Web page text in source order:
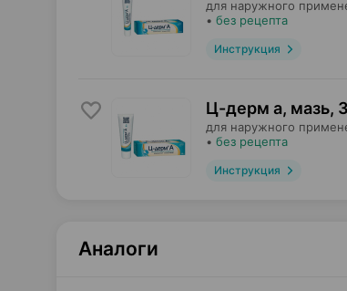
для наружного
• без рецепта
Инструкция
Ц-дерм а, мазь,
для наружного
• без рецепта
Инструкция
Аналоги